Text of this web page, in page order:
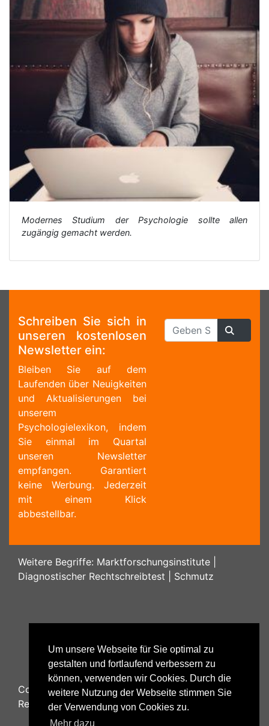
Um unsere Webseite für Sie optimal zu
gestalten und fortlaufend verbessern zu
können, verwenden wir Cookies. Durch die
weitere Nutzung der Webseite stimmen Sie
der Verwendung von Cookies zu.
Mehr dazu
Modernes Studium der Psychologie sollte allen
zugängig gemacht werden.
Schreiben Sie sich in
unseren kostenlosen
Newsletter ein:
Bleiben Sie auf dem
Laufenden über Neuigkeiten
und Aktualisierungen bei
unserem
Psychologielexikon, indem
Sie einmal im Quartal
unseren Newsletter
empfangen. Garantiert
keine Werbung. Jederzeit
mit einem Klick
abbestellbar.
Weitere Begriffe: Marktforschungsinstitute
Diagnostischer Rechtschreibtest
Schmutz
Copyright © 2026Psychology48.com - All Rights
Reserved.